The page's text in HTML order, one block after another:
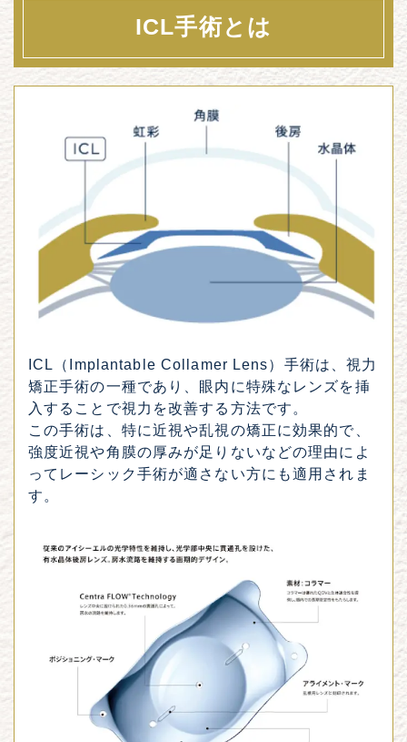
ICL手術とは
ICL（Implantable Collamer Lens）手術は、視力
矯正手術の一種であり、眼内に特殊なレンズを挿
入することで視力を改善する方法です。
この手術は、特に近視や乱視の矯正に効果的で、
強度近視や角膜の厚みが足りないなどの理由によ
ってレーシック手術が適さない方にも適用されま
す。